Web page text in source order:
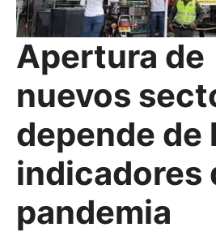
Apertura de
nuevos
depende de
indicadores
pandemia